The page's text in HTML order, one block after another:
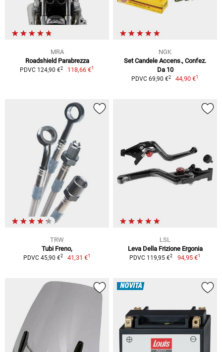
MRA
Roadshield Parabrezza
PDVC 124,90 €2 118,66 €1
NGK
Set Candele Accens., Confez.
Da 10
PDVC 69,90 €2 44,90 €1
TRW
Tubi Freno,
PDVC 45,90 €2 41,31 €1
LSL
Leva Della Frizione Ergonia
PDVC 119,95 €2 94,95 €1
NOVITÀ